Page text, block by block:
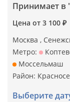
Принимает в
Цена от 3 100 ₽
Москва ,
Метро:
Моссельмаш
Район:
Выберите